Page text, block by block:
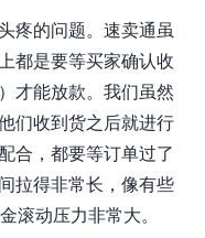
疼的问题。速卖通虽
都是要等买家确认收
才能放款。我们虽然
们收到货之后就进行
合，都要等订单过了
拉得非常长，像有些
滚动压力非常大。